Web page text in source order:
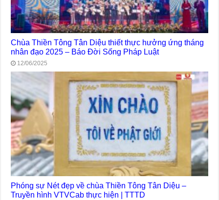
Chùa Thiền Tông Tân Diệu thiết thực hưởng ứng tháng
nhân đạo 2025 – Báo Đời Sống Pháp Luật
12/06/2025
Phóng sự Nét đẹp về chùa Thiền Tông Tân Diệu –
Truyền hình VTVCab thực hiện | TTTD